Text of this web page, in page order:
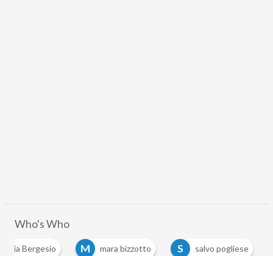
Who's Who
Bergesio M mara bizzotto S salvo pogliese